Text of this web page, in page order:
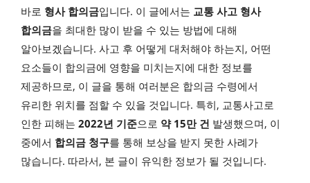
바로 형사 합의금입니다. 이 글에서는 교통 사고 형사
합의금을 최대한 많이 받을 수 있는 방법에 대해
알아보겠습니다. 사고 후 어떻게 대처해야 하는지, 어떤
요소들이 합의금에 영향을 미치는지에 대한 정보를
제공하므로, 이 글을 통해 여러분은 합의금 수령에서
유리한 위치를 점할 수 있을 것입니다. 특히, 교통사고로
인한 피해는 2022년 기준으로 약 15만 건 발생했으며, 이
중에서 합의금 청구를 통해 보상을 받지 못한 사례가
많습니다. 따라서, 본 글이 유익한 정보가 될 것입니다.